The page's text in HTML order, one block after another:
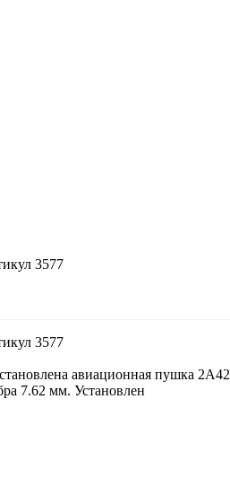
3577
3577
авиационная пушка 2А42
7.62 мм. Установлен